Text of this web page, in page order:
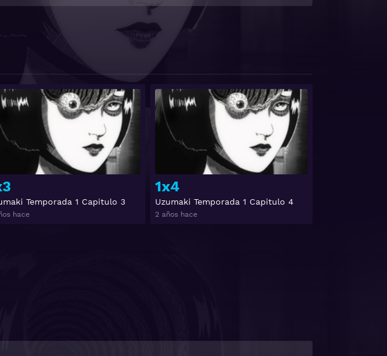
Temporada 1 Capitulo 3
hace
Ver
1x4
Uzumaki Temporada 1 Capitulo 4
2 años hace